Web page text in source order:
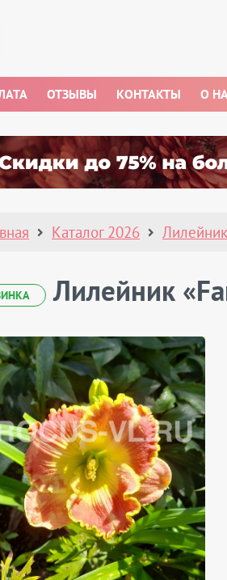
ОТЗЫВЫ КОНТАКТЫ О
Каталог 2026
Лилейник